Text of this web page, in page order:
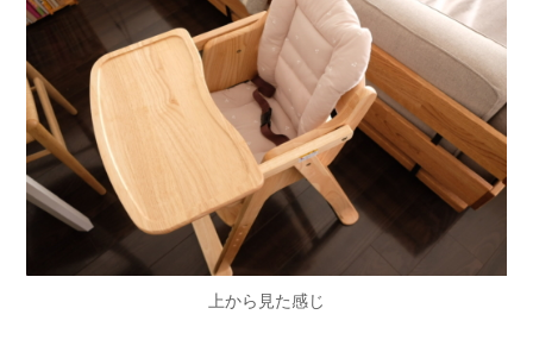
上から見た感じ